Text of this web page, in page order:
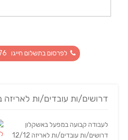
לפרסום בתשלום חייגו 077-9967476
דרושים/ות עובדים/ות לאריזה
לעבודה קבועה במפעל באשקלון
דרושים/ות עובדים/ות לאריזה 12/12